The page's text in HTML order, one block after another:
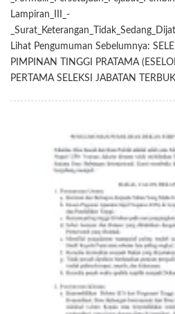
Lampiran_III_-
Lihat Pengumuman Sebelumnya:
PIMPINAN TINGGI PRATAMA
PERTAMA SELEKSI JABATAN